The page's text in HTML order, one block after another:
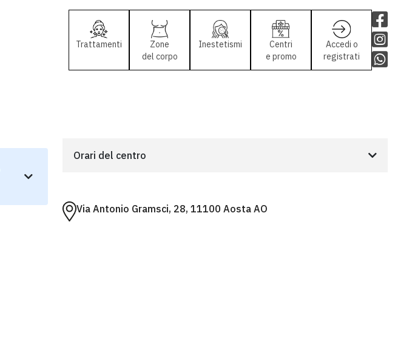
Trattamenti
Zone
del corpo
Inestetismi
Centri
e promo
Accedi o
registrati
Orari del centro
Via Antonio Gramsci, 28, 11100 Aosta AO